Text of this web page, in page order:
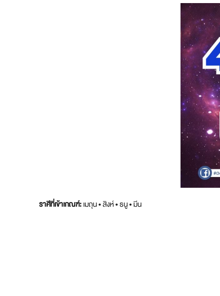
ราศีที่เข้าเกณฑ์:เมถุน • สิงห์ • ธนู • มีน